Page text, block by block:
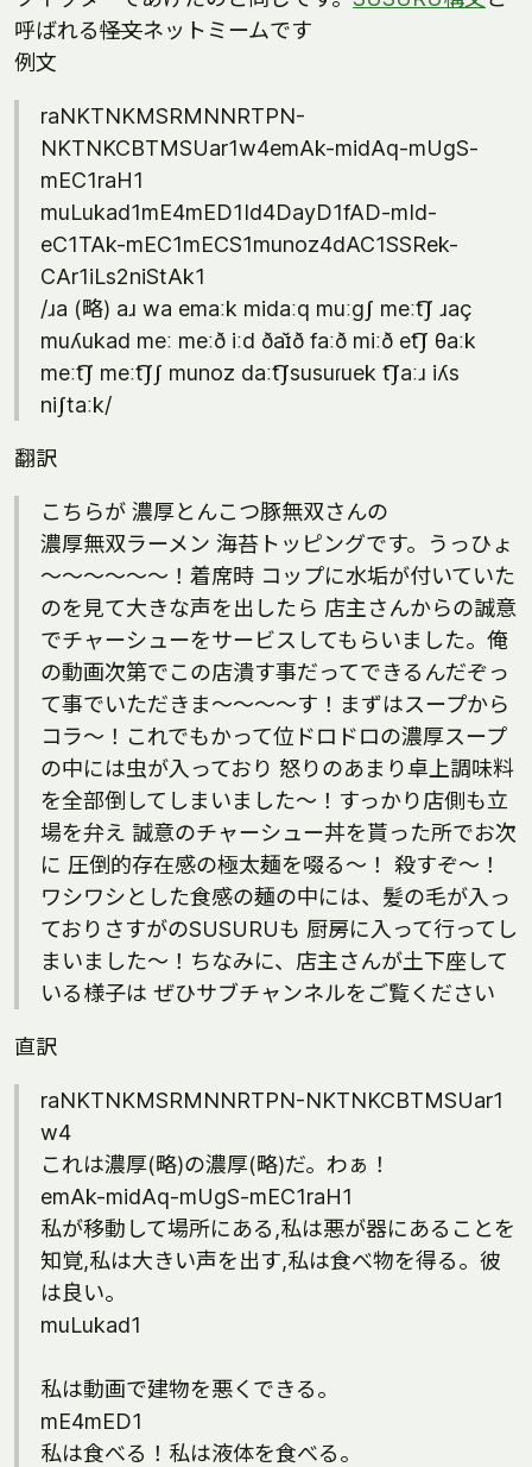
呼ばれる怪文ネットミームです
例文
raNKTNKMSRMNNRTPN-
NKTNKCBTMSUar1w4emAk-midAq-mUgS-
mEC1raH1
muLukad1mE4mED1Id4DayD1fAD-mId-
eC1TAk-mEC1mECS1munoz4dAC1SSRek-
CAr1iLs2niStAk1
/ɹa (略) aɹ wa emaːk midaːq muːɡʃ meːt͡ʃ ɹaç
muʎukad meː meːð iːd ðaɪ̆ð faːð miːð et͡ʃ θaːk
meːt͡ʃ meːt͡ʃʃ munoz daːt͡ʃsusuɾuek t͡ʃaːɹ iʎs
niʃtaːk/
翻訳
こちらが 濃厚とんこつ豚無双さんの
濃厚無双ラーメン 海苔トッピングです。うっひょ
～～～～～～！着席時 コップに水垢が付いていた
のを見て大きな声を出したら 店主さんからの誠意
でチャーシューをサービスしてもらいました。俺
の動画次第でこの店潰す事だってできるんだぞっ
て事でいただきま～～～～す！まずはスープから
コラ～！これでもかって位ドロドロの濃厚スープ
の中には虫が入っており 怒りのあまり卓上調味料
を全部倒してしまいました～！すっかり店側も立
場を弁え 誠意のチャーシュー丼を貰った所でお次
に 圧倒的存在感の極太麺を啜る～！ 殺すぞ～！
ワシワシとした食感の麺の中には、髪の毛が入っ
ておりさすがのSUSURUも 厨房に入って行ってし
まいました～！ちなみに、店主さんが土下座して
いる様子は ぜひサブチャンネルをご覧ください
直訳
raNKTNKMSRMNNRTPN-NKTNKCBTMSUar1
w4
これは濃厚(略)の濃厚(略)だ。わぁ！
emAk-midAq-mUgS-mEC1raH1
私が移動して場所にある,私は悪が器にあることを
知覚,私は大きい声を出す,私は食べ物を得る。彼
は良い。
muLukad1
私は動画で建物を悪くできる。
mE4mED1
私は食べる！私は液体を食べる。